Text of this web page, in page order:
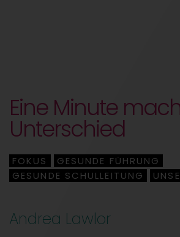
Eine Minute
Unterschied
FOKUS GESUNDE FÜHRUNG
GESUNDE SCHULLEITUNG
Andrea Lawlor